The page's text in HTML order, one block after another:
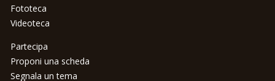
Fototeca
Videoteca
Partecipa
Proponi una scheda
Segnala un tema